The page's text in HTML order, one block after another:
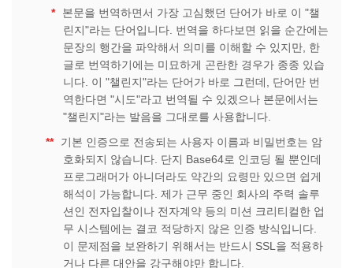
*
본문을 번역하면서 가장 고심했던 단어가 바로 이 "챌
린지"라는 단어입니다. 번역을 하다보면 읽을 순간에는
문장의 행간을 파악해서 의미를 이해할 수 있지만, 한
글로 번역하기에는 미묘하게 곤란한 경우가 종종 있습
니다. 이 "챌린지"라는 단어가 바로 그런데, 단어만 번
역한다면 "시도"라고 번역될 수 있겠으나 본문에서는
"챌린지"라는 발음을 그대로를 사용합니다.
**
기본 인증으로 전송되는 사용자 이름과 비밀번호는 암
호화되지 않습니다. 단지 Base64로 인코딩 될 뿐인데
프로그래머가 아니더라도 약간의 요령만 있으면 쉽게
해석이 가능합니다. 제가 근무 중인 회사의 주력 솔루
션인 전자입찰이나 전자계약 등의 미션 크리티컬한 업
무 시스템에는 결코 적당하지 않은 인증 방식입니다.
이 문제점을 보완하기 위해서는 반드시 SSL을 적용하
거나 다른 대안을 강구해야만 합니다.